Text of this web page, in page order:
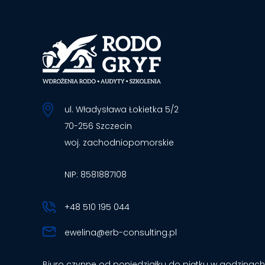
ul. Władysława Łokietka 5/2
70-256 Szczecin
woj. zachodniopomorskie
NIP: 8581887108
+48 510 195 044
ewelina@erb-consulting.pl